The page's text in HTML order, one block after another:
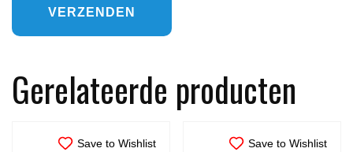
Gerelateerde producten
Save to Wishlist Save to Wishlist